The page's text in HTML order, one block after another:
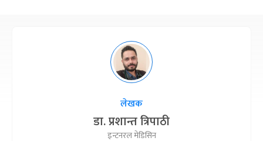
लेखक
डा. प्रशान्त त्रिपाठी
इन्टनरल मेडिसिन